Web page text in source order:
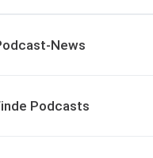
News
Podcasts